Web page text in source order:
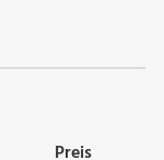
Preis